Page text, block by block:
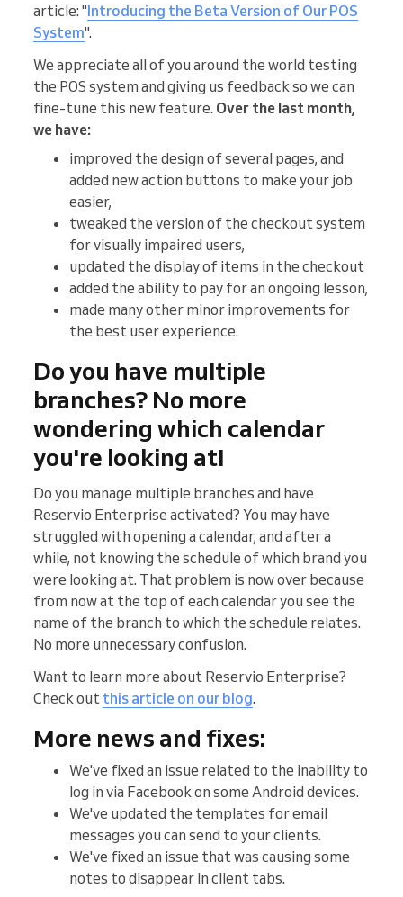
article: "Introducing the Beta Version of Our POS
System".
We appreciate all of you around the world testing
the POS system and giving us feedback so we can
fine-tune this new feature. Over the last month,
we have:
improved the design of several pages, and
added new action buttons to make your job
easier,
tweaked the version of the checkout system
for visually impaired users,
updated the display of items in the checkout
added the ability to pay for an ongoing lesson,
made many other minor improvements for
the best user experience.
Do you have multiple
branches? No more
wondering which calendar
you're looking at!
Do you manage multiple branches and have
Reservio Enterprise activated? You may have
struggled with opening a calendar, and after a
while, not knowing the schedule of which brand you
were looking at. That problem is now over because
from now at the top of each calendar you see the
name of the branch to which the schedule relates.
No more unnecessary confusion.
Want to learn more about Reservio Enterprise?
Check out this article on our blog.
More news and fixes:
We've fixed an issue related to the inability to
log in via Facebook on some Android devices.
We've updated the templates for email
messages you can send to your clients.
We've fixed an issue that was causing some
notes to disappear in client tabs.